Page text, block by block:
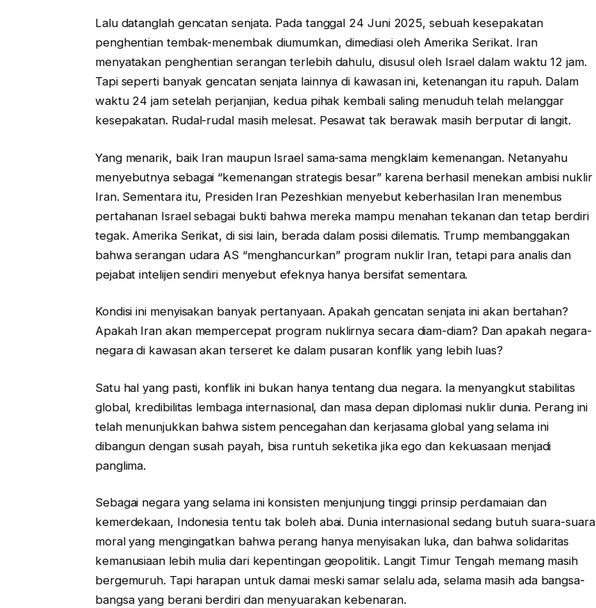
Lalu datanglah gencatan senjata. Pada tanggal 24 Juni 2025, sebuah kesepakatan
penghentian tembak-menembak diumumkan, dimediasi oleh Amerika Serikat. Iran
menyatakan penghentian serangan terlebih dahulu, disusul oleh Israel dalam waktu 12 jam.
Tapi seperti banyak gencatan senjata lainnya di kawasan ini, ketenangan itu rapuh. Dalam
waktu 24 jam setelah perjanjian, kedua pihak kembali saling menuduh telah melanggar
kesepakatan. Rudal-rudal masih melesat. Pesawat tak berawak masih berputar di langit.
Yang menarik, baik Iran maupun Israel sama-sama mengklaim kemenangan. Netanyahu
menyebutnya sebagai “kemenangan strategis besar” karena berhasil menekan ambisi nuklir
Iran. Sementara itu, Presiden Iran Pezeshkian menyebut keberhasilan Iran menembus
pertahanan Israel sebagai bukti bahwa mereka mampu menahan tekanan dan tetap berdiri
tegak. Amerika Serikat, di sisi lain, berada dalam posisi dilematis. Trump membanggakan
bahwa serangan udara AS “menghancurkan” program nuklir Iran, tetapi para analis dan
pejabat intelijen sendiri menyebut efeknya hanya bersifat sementara.
Kondisi ini menyisakan banyak pertanyaan. Apakah gencatan senjata ini akan bertahan?
Apakah Iran akan mempercepat program nuklirnya secara diam-diam? Dan apakah negara-
negara di kawasan akan terseret ke dalam pusaran konflik yang lebih luas?
Satu hal yang pasti, konflik ini bukan hanya tentang dua negara. Ia menyangkut stabilitas
global, kredibilitas lembaga internasional, dan masa depan diplomasi nuklir dunia. Perang ini
telah menunjukkan bahwa sistem pencegahan dan kerjasama global yang selama ini
dibangun dengan susah payah, bisa runtuh seketika jika ego dan kekuasaan menjadi
panglima.
Sebagai negara yang selama ini konsisten menjunjung tinggi prinsip perdamaian dan
kemerdekaan, Indonesia tentu tak boleh abai. Dunia internasional sedang butuh suara-suara
moral yang mengingatkan bahwa perang hanya menyisakan luka, dan bahwa solidaritas
kemanusiaan lebih mulia dari kepentingan geopolitik. Langit Timur Tengah memang masih
bergemuruh. Tapi harapan untuk damai meski samar selalu ada, selama masih ada bangsa-
bangsa yang berani berdiri dan menyuarakan kebenaran.